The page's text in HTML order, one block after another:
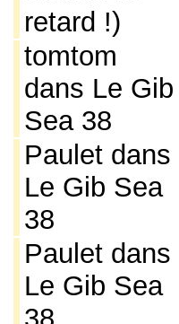
retard !)
tomtom
dans Le Gib
Sea 38
Pauletdans
Le Gib Sea
38
Pauletdans
Le Gib Sea